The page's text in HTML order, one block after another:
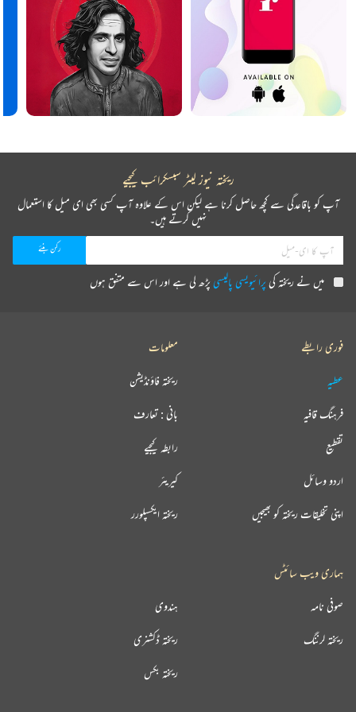
ریختہ نیوز لیٹر سبسکرائب کیجیے
آپ کو باقاعدگی سے کچھ حاصل کرنا ہے لیکن اس کے علاوہ آپ کسی بھی ای میل کا استعمال
نہیں کرتے ہیں۔
میں نے ریختہ کیپرائیویسی پالیسیپڑھ لی ہے اور اس سے متفق ہوں
فوری رابطے
عطیہ
فرہنگ قافیہ
تقطیع
اردو وسائل
اپنی تخلیقات ریختہ کو بھیجیں
معلومات
ریختہ فاؤنڈیشن
بانی : تعارف
رابطہ کیجیے
کیریئر
ریختہ ایکسپلورر
ہماری ویب سائٹس
ہندوی صوفی نامہ
ریختہ ڈکشنری ریختہ لرننگ
ریختہ بکس